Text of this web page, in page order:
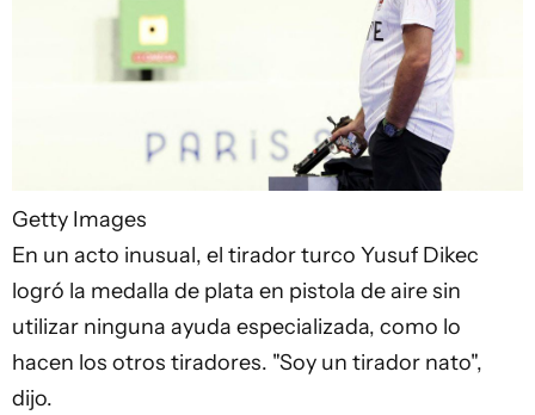
Getty Images
En un acto inusual, el tirador turco Yusuf Dikec
logró la medalla de plata en pistola de aire sin
utilizar ninguna ayuda especializada, como lo
hacen los otros tiradores. "Soy un tirador nato",
dijo.